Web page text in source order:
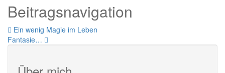
Beitragsnavigation
Ein wenig Magie im Leben
Fantasie…